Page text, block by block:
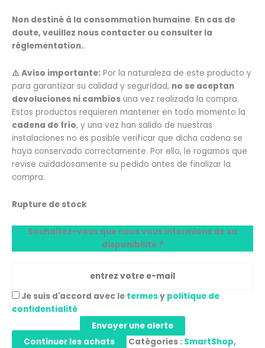
Non destiné à la consommation humaine. En cas de
doute, veuillez nous contacter ou consulter la
réglementation..
⚠️ Aviso importante: Por la naturaleza de este producto y
para garantizar su calidad y seguridad, no se aceptan
devoluciones ni cambios una vez realizada la compra.
Estos productos requieren mantener en todo momento la
cadena de frío, y una vez han salido de nuestras
instalaciones no es posible verificar que dicha cadena se
haya conservado correctamente. Por ello, le rogamos que
revise cuidadosamente su pedido antes de finalizar la
compra.
Rupture de stock
Souhaitez-vous que nous vous informions de sa
disponibilité ?
Je suis d'accord avec le termesy politique de
confidentialité
Envoyer une alerte
Continuer les achats
Catégories : SmartShop,